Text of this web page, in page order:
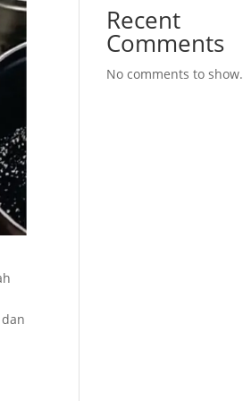
Recent
Comments
No comments to show.